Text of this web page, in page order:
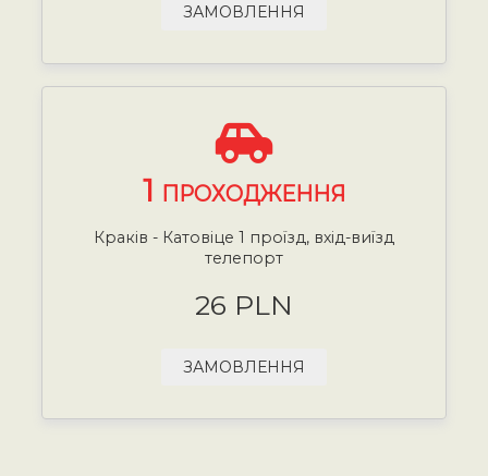
ЗАМОВЛЕННЯ
1 ПРОХОДЖЕННЯ
Краків - Катовіце 1 проїзд, вхід-виїзд
телепорт
26 PLN
ЗАМОВЛЕННЯ